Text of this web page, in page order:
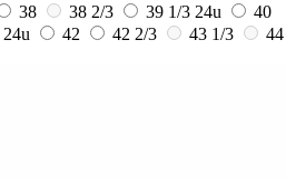
38 38 2/3 39 1/3 24u
40
24u 42 42 2/3 43 1/3
44